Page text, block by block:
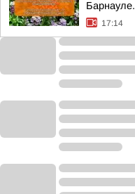
Барнауле.
17:14